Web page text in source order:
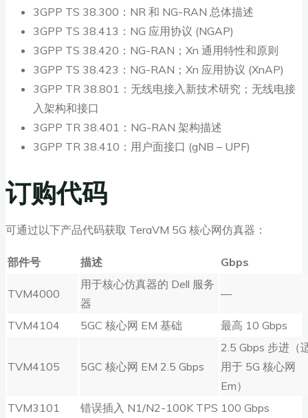
3GPP TS 38.300：NR 和 NG-RAN 总体描述
3GPP TS 38.413：NG 应用协议 (NGAP)
3GPP TS 38.420：NG-RAN；Xn 通用特性和原则
3GPP TS 38.423：NG-RAN；Xn 应用协议 (XnAP)
3GPP TR 38.801：无线电接入新技术研究；无线电接
入架构和接口
3GPP TR 38.401：NG-RAN 架构描述
3GPP TR 38.410：用户面接口 (gNB – UPF)
订购代码
可通过以下产品代码获取 TeraVM 5G 核心网仿真器：
部件号 描述 Gbps
TVM4000
用于核心仿真器的 Dell 服务
器
—
TVM4104 5GC 核心网 EM 基础 最高 10 Gbps
TVM4105 5GC 核心网 EM 2.5 Gbps
2.5 Gbps 步进（
用于 5G 核心网
Em）
TVM3101
错误插入 N1/N2-100K TPS 100 Gbps